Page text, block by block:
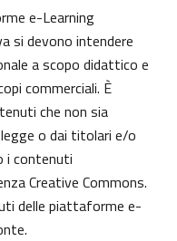
e-Learning
si devono intendere
a scopo didattico e
commerciali. È
che non sia
o dai titolari e/o
i contenuti
Creative Commons.
delle piattaforme e-